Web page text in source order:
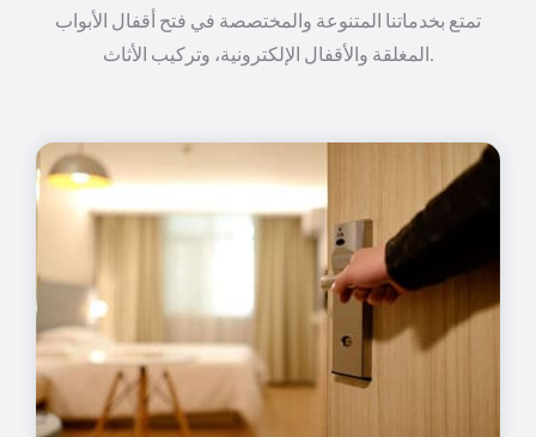
تمتع بخدماتنا المتنوعة والمختصصة في فتح أقفال الأبواب